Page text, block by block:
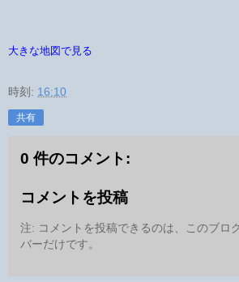
大きな地図で見る
時刻: 16:10
共有
0 件のコメント:
コメントを投稿
注: コメントを投稿できるのは、このブロ
バーだけです。